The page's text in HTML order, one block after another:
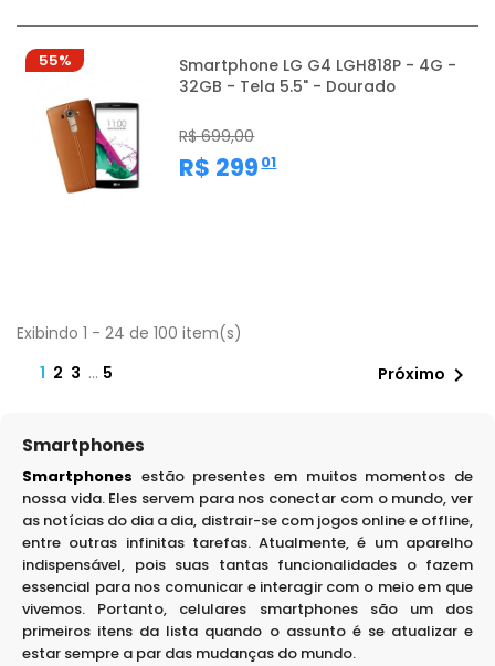
55%
Smartphone LG G4 LGH818P - 4G -
32GB - Tela 5.5" - Dourado
R$ 699,00
R$ 299 ,01
Exibindo 1 - 24 de 100 item(s)
1 2 3 … 5 Próximo 
Smartphones
Smartphones estão presentes em muitos momentos de
nossa vida. Eles servem para nos conectar com o mundo, ver
as notícias do dia a dia, distrair-se com jogos online e offline,
entre outras infinitas tarefas. Atualmente, é um aparelho
indispensável, pois suas tantas funcionalidades o fazem
essencial para nos comunicar e interagir com o meio em que
vivemos. Portanto, celulares smartphones são um dos
primeiros itens da lista quando o assunto é se atualizar e
estar sempre a par das mudanças do mundo.